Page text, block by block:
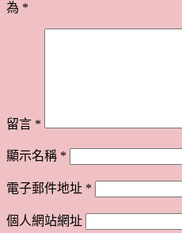
為 *
留言 *
顯示名稱 *
電子郵件地址 *
個人網站網址